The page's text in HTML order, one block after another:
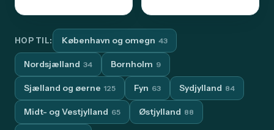
HOP TIL: København og omegn 43
Nordsjælland 34 Bornholm 9
Sjælland og øerne 125 Fyn 63 Sydjylland 84
Midt- og Vestjylland 65 Østjylland 88